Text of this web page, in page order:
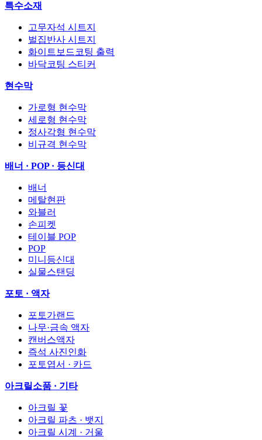
특수소재
고무자석 시트지
벌집반사 시트지
화이트보드코팅 출력
바닥코팅 스티커
현수막
가로형 현수막
세로형 현수막
정사각형 현수막
비규격 현수막
배너 · POP · 등신대
배너
메탈현판
와블러
손피켓
테이블 POP
POP
미니등신대
실물스탠딩
포토 · 액자
포토가랜드
나무·금속 액자
캔버스액자
즉석 사진인화
포토엽서 · 카드
아크릴소품 · 기타
아크릴 꽃
아크릴 파츠 · 뱃지
아크릴 시계 · 거울